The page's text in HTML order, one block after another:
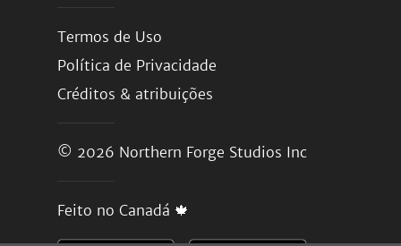
Termos de Uso
Política de Privacidade
Créditos & atribuições
© 2026 Northern Forge Studios Inc
Feito no Canadá 🍁